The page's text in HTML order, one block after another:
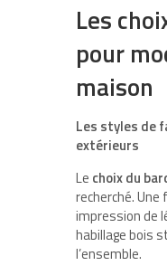
Les
pour
maison
Les styles de
extérieurs
Le choix du
recherché. Une
impression de
habillage bois
l’ensemble.